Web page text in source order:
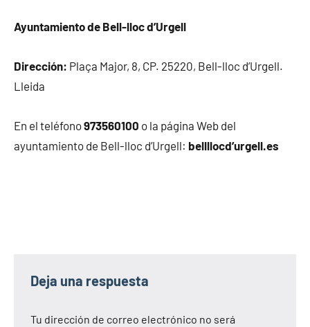
Ayuntamiento de Bell-lloc d’Urgell
Dirección: Plaça Major, 8, CP. 25220, Bell-lloc d’Urgell.
Lleida
En el teléfono973560100 o la página Web del
ayuntamiento de Bell-lloc d’Urgell: bellllocd’urgell.es
Deja una respuesta
Tu dirección de correo electrónico no será